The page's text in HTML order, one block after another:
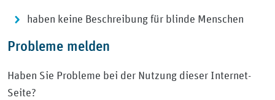
haben keine Beschreibung für blinde Menschen
Probleme melden
Haben Sie Probleme bei der Nutzung dieser Internet-
Seite?